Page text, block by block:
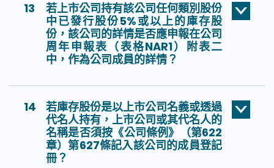
13
若上市公司持有該公司任何類別股份
中已發行股份5%或以上的庫存股
份，該公司的詳情是否應申報在公司
周年申報表（表格NAR1）附表二
中，作為公司成員的詳情？
14
若庫存股份是以上市公司名義或透過
代名人持有，上市公司或其代名人的
名稱是否須按《公司條例》（第622
章）第627條記入該公司的成員登記
冊？